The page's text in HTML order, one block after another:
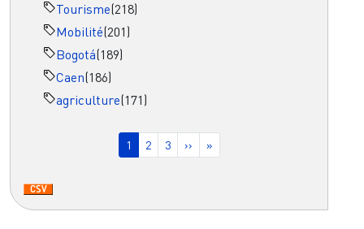
Tourisme(218)
Mobilité(201)
Bogotá(189)
Caen(186)
agriculture(171)
Page courante
1 Page
2 Page
3 Page suivante
›› Dernière page
»